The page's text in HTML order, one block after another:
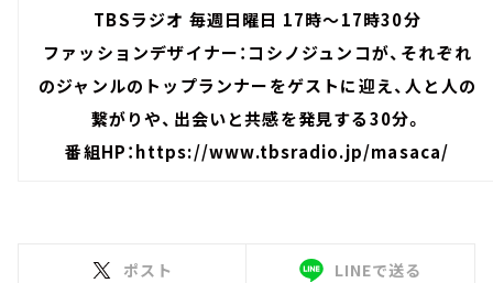
TBSラジオ 毎週日曜日 17時～17時30分
ファッションデザイナー：コシノジュンコが、それぞれ
のジャンルのトップランナーをゲストに迎え、人と人の
繋がりや、出会いと共感を発見する30分。
番組HP：https://www.tbsradio.jp/masaca/
ポスト LINEで送る